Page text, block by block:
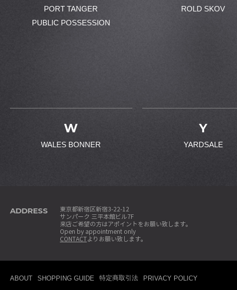
PORT TANGER
PUBLIC POSSESSION
ROLD SKOV
W
WALES BONNER
Y
YARDSALE
ADDRESS
東京都新宿区新宿3-22-12
サンパーク 三平本館ビル7F
来店ご希望の方はアポイントをお願い致します。
Open by appointment only
CONTACTよりお願い致します。
ABOUT SHOPPING GUIDE 特定商取引法 PRIVACY POLICY